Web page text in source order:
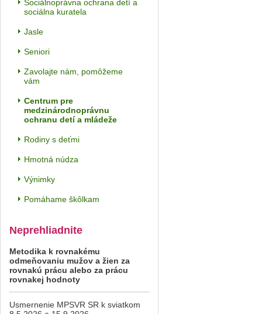
Sociálnoprávna ochrana detí a
sociálna kuratela
Jasle
Seniori
Zavolajte nám, pomôžeme
vám
Centrum pre
medzinárodnoprávnu
ochranu detí a mládeže
Rodiny s deťmi
Hmotná núdza
Výnimky
Pomáhame škôlkam
Neprehliadnite
Metodika k rovnakému
odmeňovaniu mužov a žien za
rovnakú prácu alebo za prácu
rovnakej hodnoty
Usmernenie MPSVR SR k sviatkom